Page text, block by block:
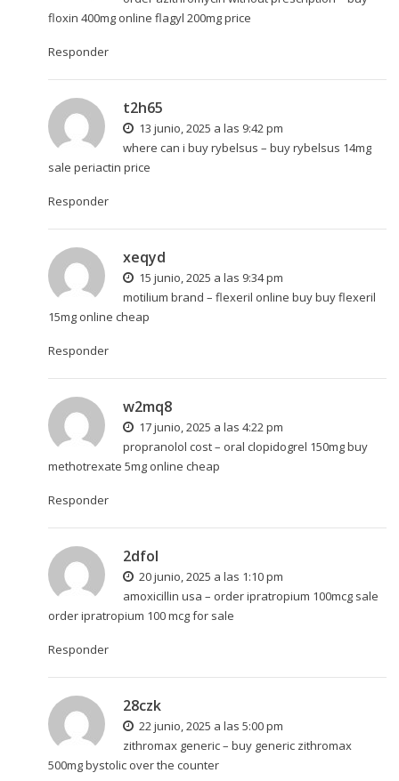
floxin 400mg online flagyl 200mg price
Responder
t2h65
13 junio, 2025 a las 9:42 pm
where can i buy rybelsus – buy rybelsus 14mg
sale periactin price
Responder
xeqyd
15 junio, 2025 a las 9:34 pm
motilium brand – flexeril online buybuy flexeril
15mg online cheap
Responder
w2mq8
17 junio, 2025 a las 4:22 pm
propranolol cost – oral clopidogrel 150mgbuy
methotrexate 5mg online cheap
Responder
2dfol
20 junio, 2025 a las 1:10 pm
amoxicillin usa – order ipratropium 100mcg sale
order ipratropium 100 mcg for sale
Responder
28czk
22 junio, 2025 a las 5:00 pm
zithromax generic – buy generic zithromax
500mgbystolic over the counter